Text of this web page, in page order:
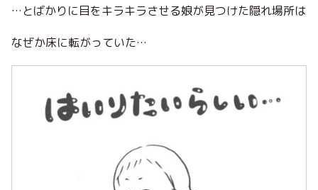
…とばかりに目をキラキラさせる娘が見つけた隠れ場所は
なぜか床に転がっていた…